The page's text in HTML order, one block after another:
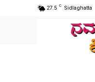
27.5 C Sidlaghatta